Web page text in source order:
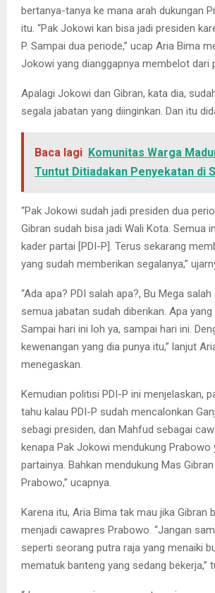
bertanya-tanya ke mana arah dukungan
itu. “Pak Jokowi kan bisa jadi presiden
P. Sampai dua periode,” ucap Aria Bima
Jokowi yang dianggapnya membelot dari
Apalagi Jokowi dan Gibran, kata dia,
segala jabatan yang diinginkan. Dan itu
Baca lagi Komunitas Warga
Tuntut Ditiadakan Penyekatan di
“Pak Jokowi sudah jadi presiden dua
Gibran sudah bisa jadi Wali Kota. Semua
kader partai [PDI-P]. Terus sekarang
yang sudah memberikan segalanya,”
“Ada apa? PDI salah apa?, Bu Mega
semua jabatan sudah diberikan. Apa
Sampai hari ini loh ya, sampai hari ini.
kewenangan yang dia punya itu,” lanjut
menegaskan.
Kemudian politisi PDI-P ini menjelaskan,
tahu kalau PDI-P sudah mencalonkan
sebagi presiden, dan Mahfud sebagai
kenapa Pak Jokowi mendukung Prabowo
partainya. Bahkan mendukung Mas
Prabowo,” ucapnya.
Karena itu, Aria Bima tak mau jika Gibran
menjadi cawapres Prabowo. “Jangan
seperti seorang putra raja yang menaiki
mematuk banteng yang sedang bekerja,”